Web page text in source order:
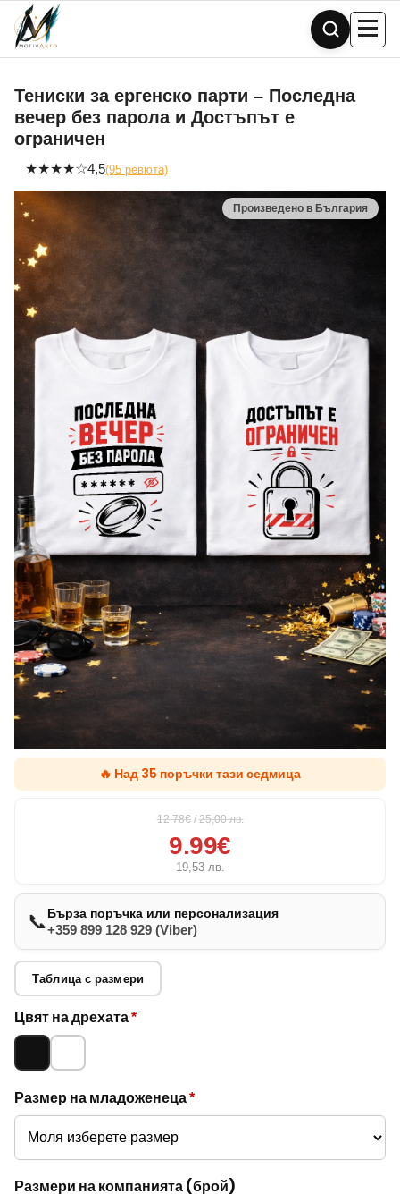
Skip
content
Тениски за ергенско парти – Последна
вечер без парола и Достъпът е
ограничен
★★★★☆4,5(95 ревюта)
🔥 Над 35 поръчки тази седмица
12.78€ / 25,00лв.
9.99€
19,53 лв.
📞Бърза поръчка или персонализация
+359 899 128 929 (Viber)
Таблица с размери
Опции за
младоженец
и компания
Цвят на дрехата*
Черно
Размер на младоженеца*
Размери на компанията (брой)